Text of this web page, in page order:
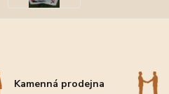
Kamenná prodejna